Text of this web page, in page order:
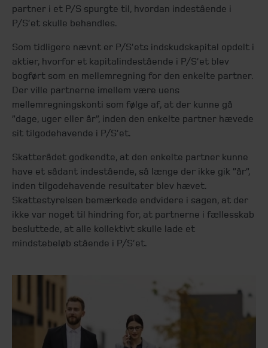
partner i et P/S spurgte til, hvordan indestående i
P/S’et skulle behandles.
Som tidligere nævnt er P/S’ets indskudskapital opdelt i
aktier, hvorfor et kapitalindestående i P/S’et blev
bogført som en mellemregning for den enkelte partner.
Der ville partnerne imellem være uens
mellemregningskonti som følge af, at der kunne gå
”dage, uger eller år”, inden den enkelte partner hævede
sit tilgodehavende i P/S’et.
Skatterådet godkendte, at den enkelte partner kunne
have et sådant indestående, så længe der ikke gik ”år”,
inden tilgodehavende resultater blev hævet.
Skattestyrelsen bemærkede endvidere i sagen, at der
ikke var noget til hindring for, at partnerne i fællesskab
besluttede, at alle kollektivt skulle lade et
mindstebeløb stående i P/S’et.